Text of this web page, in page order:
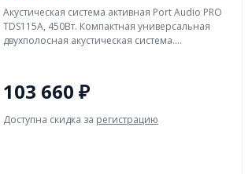
Акустическая система активная Port Audio PRO
TDS115A, 450Вт. Компактная универсальная
двухполосная акустическая система....
103 660 ₽
Доступна скидка за регистрацию